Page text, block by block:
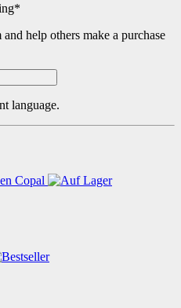
help others make a purchase
language.